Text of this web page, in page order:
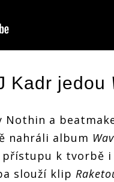
Kadr jedou
a
nahráli album
k tvorbě i
slouží klip